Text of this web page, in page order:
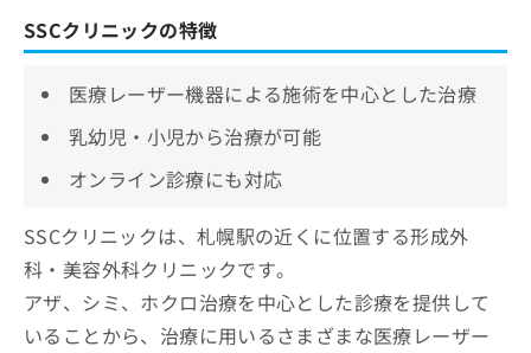
SSCクリニックの特徴
医療レーザー機器による施術を中心とした治療
乳幼児・小児から治療が可能
オンライン診療にも対応
SSCクリニックは、札幌駅の近くに位置する形成外
科・美容外科クリニックです。
アザ、シミ、ホクロ治療を中心とした診療を提供して
いることから、治療に用いるさまざまな医療レーザー